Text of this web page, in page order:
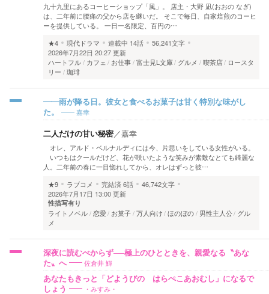
九十九里にあるコーヒーショップ「風」。 店主・大野 凪(おおの なぎ)
は、二年前に腰痛の父から店を継いだ。 そこで毎日、自家焙煎のコーヒ
ーを提供している。 一日一名限定、百円の…
★4
現代ドラマ 連載中 14話
56,241文字
2026年7月22日 20:27 更新
ハートフル
カフェ お仕事 富士見L文庫 グルメ 喫茶店
ロースタ
リー
珈琲
——雨が降る日。彼女と食べるお菓子は甘く特別な味がし
た。
嘉幸
二人だけの甘い秘密／嘉幸
オレ、アルド・ベルナルディには今、片思いをしている女性がいる。
いつもはクールだけど、花が咲いたような笑みが素敵なとても綺麗な
人。二年前の春に一目惚れしてから、オレはずっと彼…
★9
ラブコメ 完結済6話
46,742文字
2026年7月17日 13:00 更新
性描写有り
ライトノベル 恋愛 お菓子 万人向け ほのぼの 男性主人公 グル
メ
深夜に読むべからず──極上のひとときを、親愛なる〝あな
た〟へ
佐倉井 鱓
あなたもきっと「どようびの はらぺこあおむし」になるで
しょう
・みすみ・